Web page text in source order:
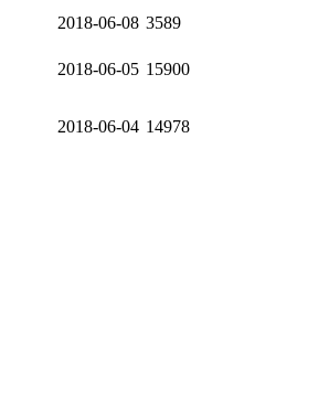
2018-06-08 3589
2018-06-05 15900
2018-06-04 14978